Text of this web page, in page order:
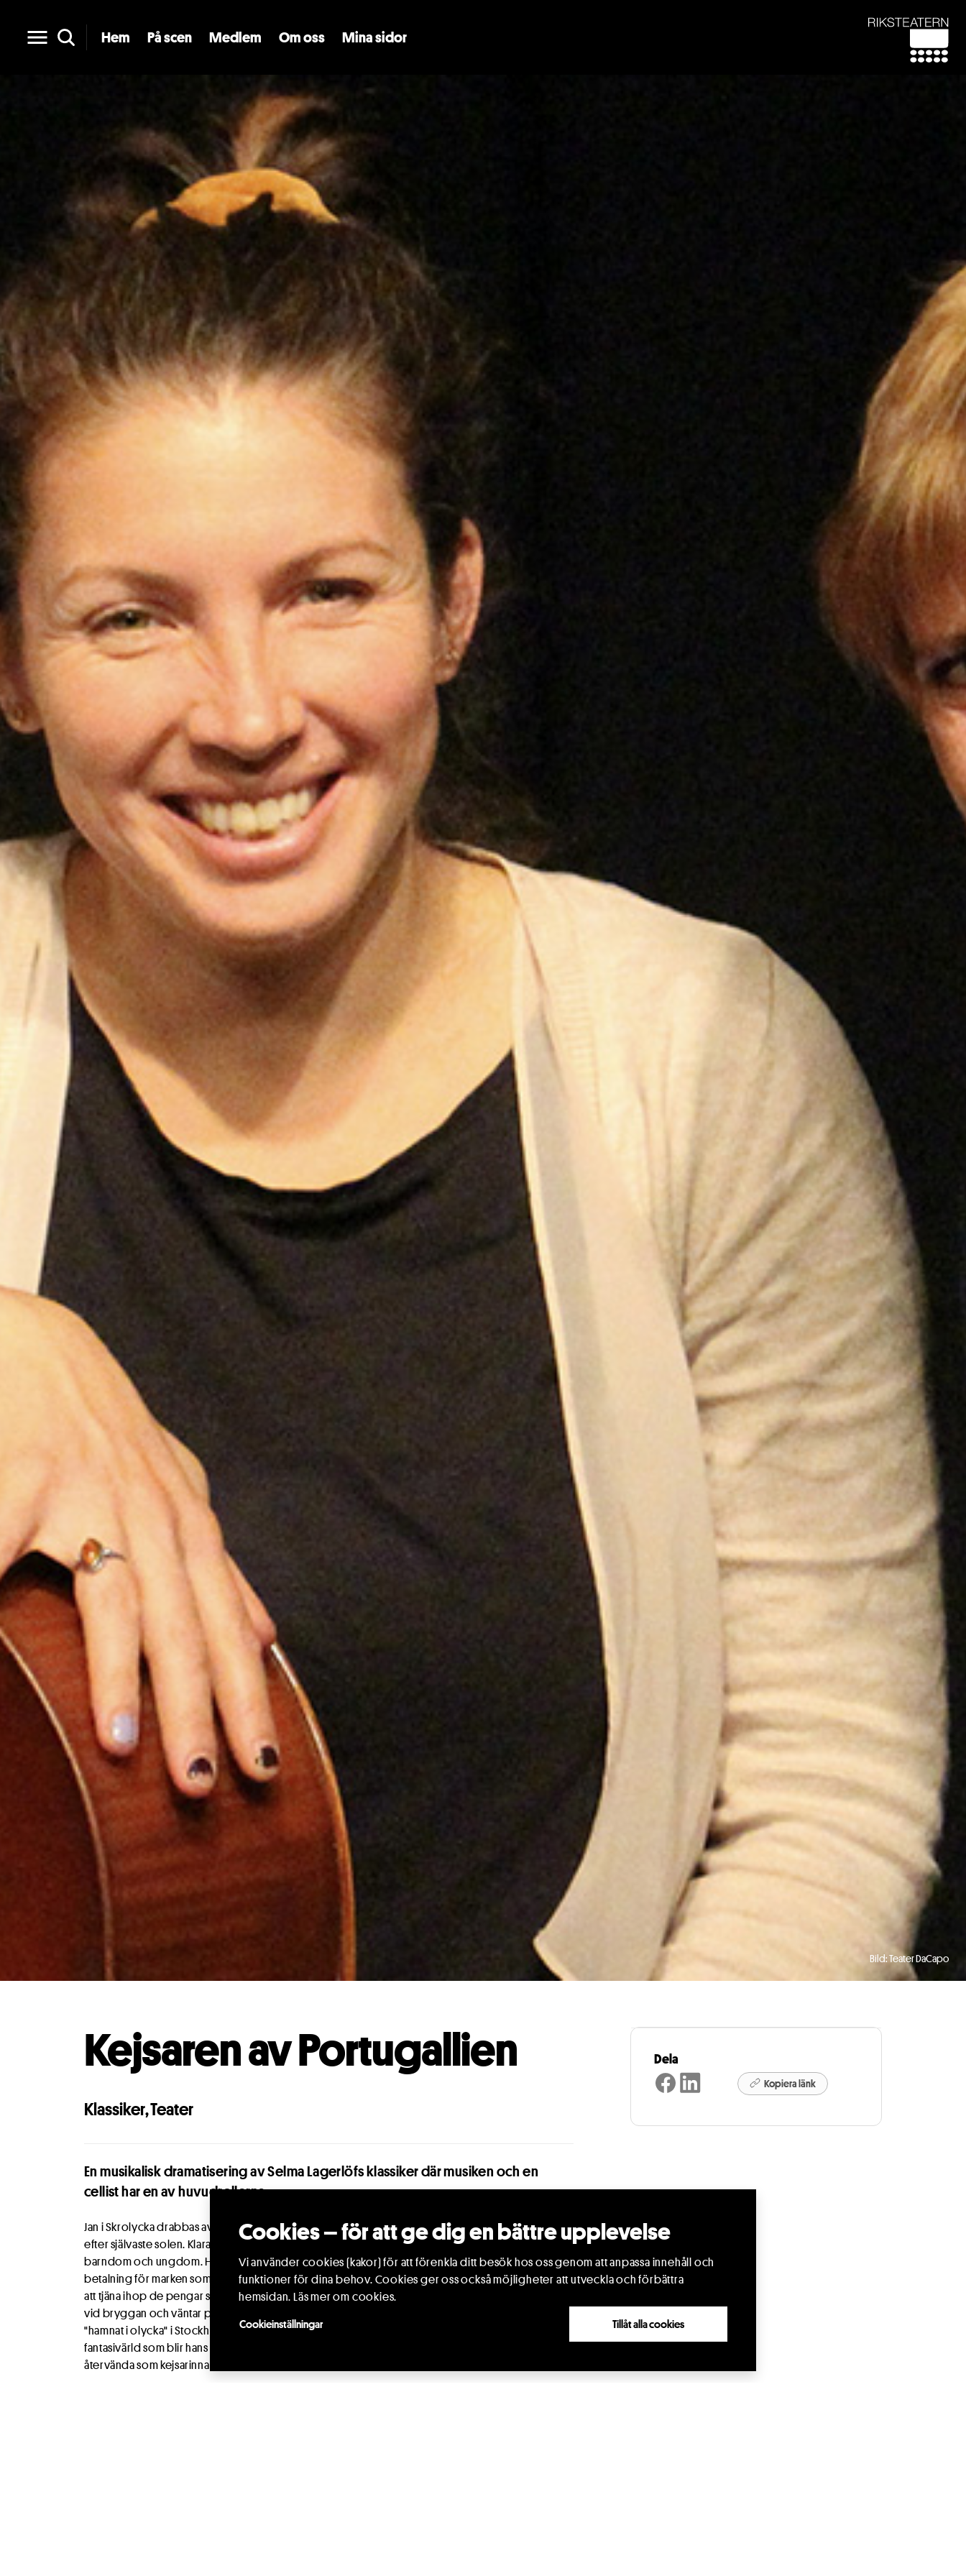
Cookies – för att ge dig en bättre upplevelse
Vi använder cookies (kakor) för att förenkla ditt besök hos oss genom att anpassa innehåll och
funktioner för dina behov. Cookies ger oss också möjligheter att utveckla och förbättra
hemsidan.Läs mer om cookies.
Cookieinställningar Tillåt alla cookies
Hem På scen Medlem Om oss Mina sidor
Bild: Teater DaCapo
Dela
Kopiera länk
Kejsaren av Portugallien
Klassiker,Teater
En musikalisk dramatisering av Selma Lagerlöfs klassiker där musiken och en
cellist har en av huvudrollerna.
Jan i Skrolycka drabbas av kärleken den dagen då Kattrina föder deras dotter - Klara Gulla - döpt
efter självaste solen. Klara Gulla ger honom glädje och mening. De blir bästa vänner genom
barndom och ungdom. Hon blir musiken i hans liv. När den nye husbonden på Falla kräver
betalning för marken som torpet står på, erbjuder sig Klara Gulla att bege sig till huvudstaden för
att tjäna ihop de pengar som krävs. Pengarna kommer, men inte Klara Gulla. Varje dag står Jan nere
vid bryggan och väntar på att hon ska komma tillbaka. Ett rykte når Jan och Kattrina att Klara Gulla
"hamnat i olycka" i Stockholm. I sin sorg över att Klara Gulla inte dyker upp försvinner Jan in i en
fantasivärld som blir hans verklighet. Han fantiserar om att Klara Gulla blivit upphöjd, att hon ska
återvända som kejsarinna och att han själv är Kejsaren av Portugallien.